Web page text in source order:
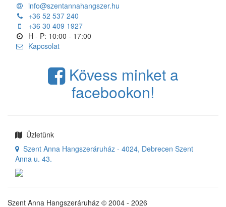
info@szentannahangszer.hu
+36 52 537 240
+36 30 409 1927
H - P: 10:00 - 17:00
Kapcsolat
Kövess minket a
facebookon!
Üzletünk
Szent Anna Hangszeráruház - 4024, Debrecen Szent
Anna u. 43.
Szent Anna Hangszeráruház © 2004 - 2026